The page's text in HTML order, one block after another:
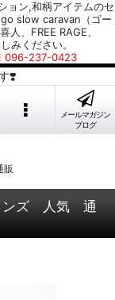
ョン,和柄アイテムのセ
go slow caravan（ゴー
、FREE RAGE、
みください。
096-237-0423
❣️
メールマガジン
ブログ
販
ンズ 人気 通